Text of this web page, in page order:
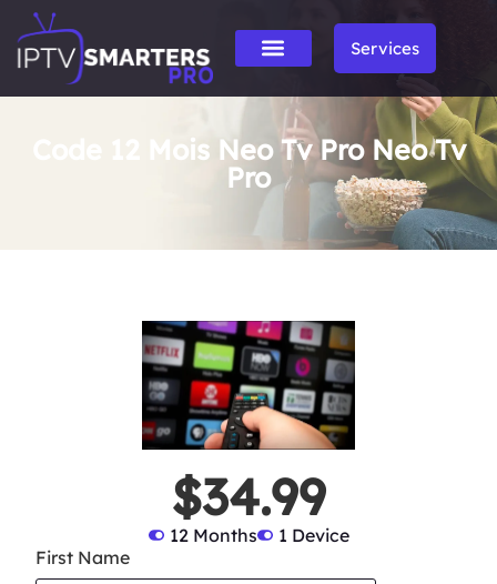
Services
Code 12 Mois Neo Tv Pro Neo Tv
Pro
$34.99
12 Months
1 Device
First Name